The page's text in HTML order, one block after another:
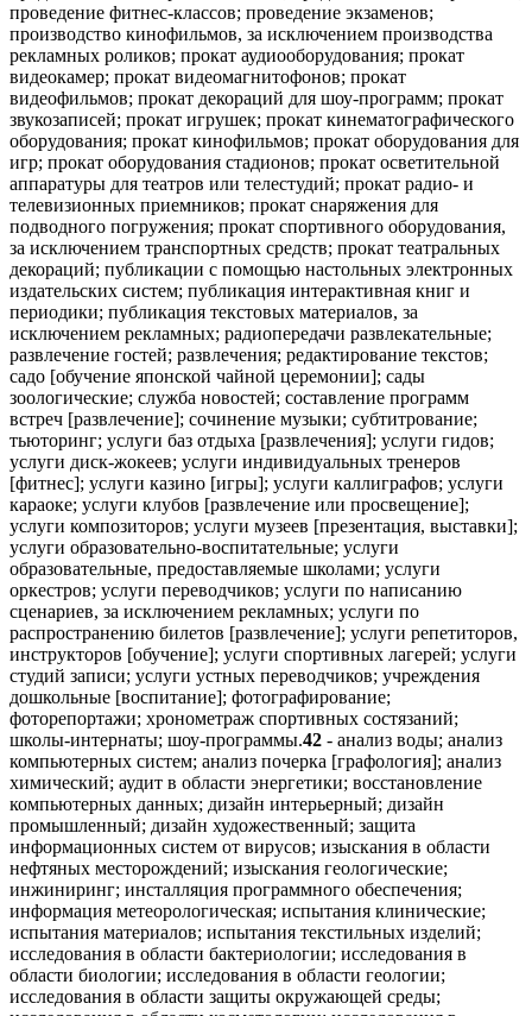
проведение фитнес-классов; проведение экзаменов;
производство кинофильмов, за исключением производства
рекламных роликов; прокат аудиооборудования; прокат
видеокамер; прокат видеомагнитофонов; прокат
видеофильмов; прокат декораций для шоу-программ; прокат
звукозаписей; прокат игрушек; прокат кинематографического
оборудования; прокат кинофильмов; прокат оборудования для
игр; прокат оборудования стадионов; прокат осветительной
аппаратуры для театров или телестудий; прокат радио- и
телевизионных приемников; прокат снаряжения для
подводного погружения; прокат спортивного оборудования,
за исключением транспортных средств; прокат театральных
декораций; публикации с помощью настольных электронных
издательских систем; публикация интерактивная книг и
периодики; публикация текстовых материалов, за
исключением рекламных; радиопередачи развлекательные;
развлечение гостей; развлечения; редактирование текстов;
садо [обучение японской чайной церемонии]; сады
зоологические; служба новостей; составление программ
встреч [развлечение]; сочинение музыки; субтитрование;
тьюторинг; услуги баз отдыха [развлечения]; услуги гидов;
услуги диск-жокеев; услуги индивидуальных тренеров
[фитнес]; услуги казино [игры]; услуги каллиграфов; услуги
караоке; услуги клубов [развлечение или просвещение];
услуги композиторов; услуги музеев [презентация, выставки];
услуги образовательно-воспитательные; услуги
образовательные, предоставляемые школами; услуги
оркестров; услуги переводчиков; услуги по написанию
сценариев, за исключением рекламных; услуги по
распространению билетов [развлечение]; услуги репетиторов,
инструкторов [обучение]; услуги спортивных лагерей; услуги
студий записи; услуги устных переводчиков; учреждения
дошкольные [воспитание]; фотографирование;
фоторепортажи; хронометраж спортивных состязаний;
школы-интернаты; шоу-программы.42 - анализ воды; анализ
компьютерных систем; анализ почерка [графология]; анализ
химический; аудит в области энергетики; восстановление
компьютерных данных; дизайн интерьерный; дизайн
промышленный; дизайн художественный; защита
информационных систем от вирусов; изыскания в области
нефтяных месторождений; изыскания геологические;
инжиниринг; инсталляция программного обеспечения;
информация метеорологическая; испытания клинические;
испытания материалов; испытания текстильных изделий;
исследования в области бактериологии; исследования в
области биологии; исследования в области геологии;
исследования в области защиты окружающей среды;